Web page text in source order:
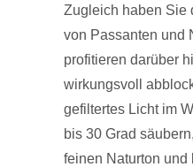
Zugleich haben Sie
von Passanten und
profitieren darüber
wirkungsvoll
gefiltertes Licht im
bis 30 Grad
feinen Naturton